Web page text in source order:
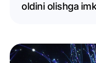
oldini olishga